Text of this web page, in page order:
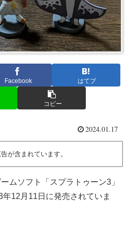
Facebook はてブ
コピー
2024.01.17
が含まれています。
ムソフト「スプラトゥーン3」
12月11日に発売されていま